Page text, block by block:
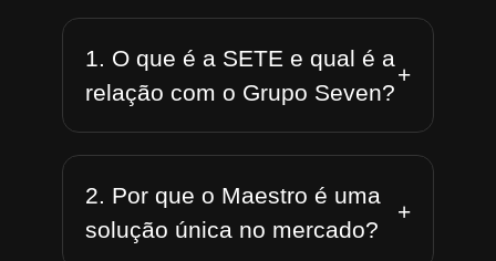
1. O que é a SETE e qual é a
relação com o Grupo Seven?
+
2. Por que o Maestro é uma
solução única no mercado?
+